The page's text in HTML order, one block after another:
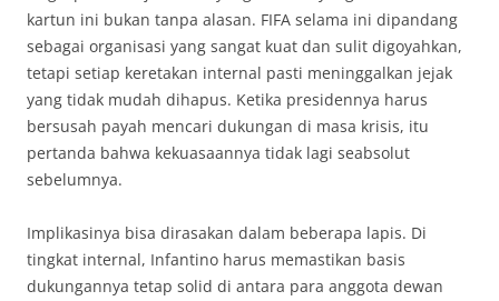
kartun ini bukan tanpa alasan. FIFA selama ini dipandang
sebagai organisasi yang sangat kuat dan sulit digoyahkan,
tetapi setiap keretakan internal pasti meninggalkan jejak
yang tidak mudah dihapus. Ketika presidennya harus
bersusah payah mencari dukungan di masa krisis, itu
pertanda bahwa kekuasaannya tidak lagi seabsolut
sebelumnya.
Implikasinya bisa dirasakan dalam beberapa lapis. Di
tingkat internal, Infantino harus memastikan basis
dukungannya tetap solid di antara para anggota dewan